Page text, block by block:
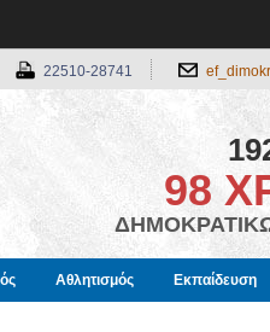
22510-28741
98
Αθλητισμός Εκπαίδευση